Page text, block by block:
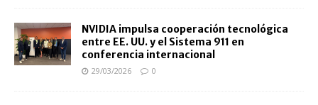
NVIDIA impulsa cooperación tecnológica
entre EE. UU. y el Sistema 911 en
conferencia internacional
29/03/2026 0